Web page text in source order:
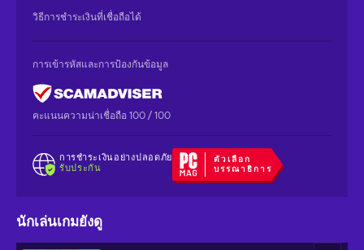
วิธีการชำระเงินที่เชื่อถือได้
การเข้ารหัสและการป้องกันข้อมูล
คะแนนความน่าเชื่อถือ 100 / 100
การชำระเงินอย่างปลอดภัย
รับประกัน
ตัวเลือก
บรรณาธิการ
นักเล่นเกมยังดู